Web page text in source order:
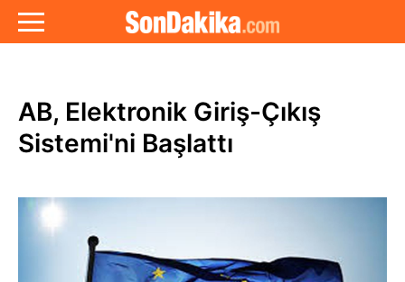
AB, Elektronik Giriş-Çıkış
Sistemi'ni Başlattı